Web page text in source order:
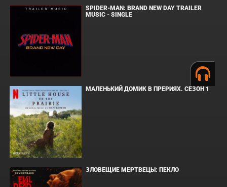
SPIDER-MAN: BRAND NEW DAY TRAILER
MUSIC - SINGLE
МАЛЕНЬКИЙ ДОМИК В ПРЕРИЯХ. СЕЗОН 1
ЗЛОВЕЩИЕ МЕРТВЕЦЫ: ПЕКЛО